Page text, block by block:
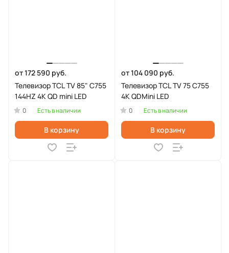
от 172 590 руб.
Телевизор TCL TV 85" C755
144HZ 4K QD mini LED
0 Есть в наличии
В корзину
от 104 090 руб.
Телевизор TCL TV 75 C755
4K QDMini LED
0 Есть в наличии
В корзину